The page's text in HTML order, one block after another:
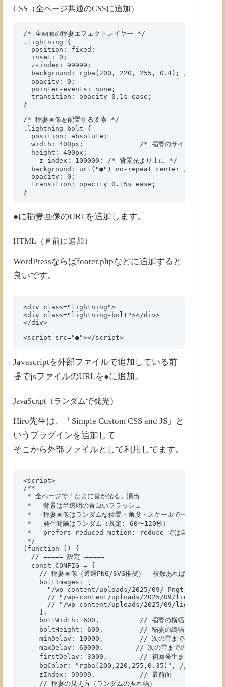
CSS（全ページ共通のCSSに追加）
/* 全画面の稲妻エフェクトレイヤー */
.lightning {
  position: fixed;
  inset: 0;
  z-index: 99999;
background: rgba(200, 220, 255, 0.4); /* 青白い光
  opacity: 0;
  pointer-events: none;
  transition: opacity 0.1s ease;
}
/* 稲妻画像を配置する要素 */
.lightning-bolt {
  position: absolute;
  width: 400px;              /* 稲妻のサイズ */
  height: 400px;
  background: url("●") no-repeat center / contain;
  opacity: 0;
  transition: opacity 0.15s ease;
●に稲妻画像のURLを追加します。
HTML（直前に追加）
WordPressならばfooter.phpなどに追加すると
良いです。
<div class="lightning">
<div class="lightning-bolt"></div>
</div>
Javascriptを外部ファイルで追加している前
提でjsファイルのURLを●に追加。
JavaScript（ランダムで発光）
Hiro先生は、「Simple Custom CSS and JS」と
いうプラグインを追加して
そこから外部ファイルとして利用してます。
<script>
/**
* 全ページで「たまに雷が光る」演出
* - 背景は半透明の青白いフラッシュ
* - 稲妻画像はランダムな位置・角度・スケールで一瞬表示
* - 発生間隔はランダム（既定: 60〜120秒）
* - prefers-reduced-motion: reduce では自動再生しな
*/
(function () {
  // ===== 設定 =====
  const CONFIG = {
// 稲妻画像（透過PNG/SVG推奨）— 複数あればランダムで
    boltImages: [
"/wp-content/uploads/2025/09/
// "/wp-content/uploads/2025/09/lightning-
// "/wp-content/uploads/2025/09/lightning-
    ],
    boltWidth: 600,          // 稲妻の横幅(px)
    boltHeight: 600,         // 稲妻の縦幅(px)
minDelay: 10000,         // 次の雷までの最短(ms)
maxDelay: 60000,        // 次の雷までの最長(ms)
firstDelay: 3000,        // 初回発生までの待機
bgColor: "rgba(200,220,255,0.35)", // 背景フラッ
    zIndex: 99999,           // 最前面
    // 稲妻の見え方（ランダムの振れ幅）